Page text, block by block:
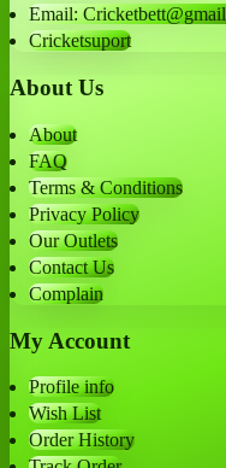
Email:
Cricketsuport
About Us
About
FAQ
Terms & Conditions
Privacy Policy
Our Outlets
Contact Us
Complain
My Account
Profile info
Wish List
Order History